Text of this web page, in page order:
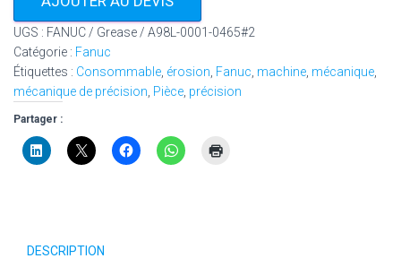
UGS : FANUC / Grease / A98L-0001-0465#2
Catégorie : Fanuc
Étiquettes : Consommable érosion Fanuc machine mécanique
mécanique de précision Pièce précision
Partager :
DESCRIPTION